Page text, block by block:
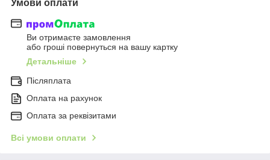
Умови оплати
Ви отримаєте замовлення
або гроші повернуться на вашу картку
Детальніше
Післяплата
Оплата на рахунок
Оплата за реквізитами
Всі умови оплати